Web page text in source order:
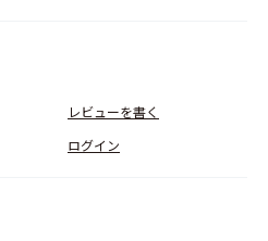
レビューを書く
ログイン